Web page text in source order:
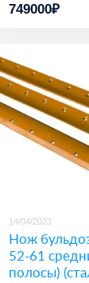
749000₽
14/04/2023
Нож
52-61
полосы)